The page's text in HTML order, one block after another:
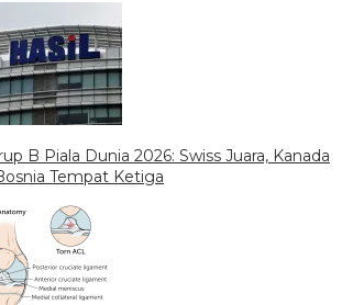
B Piala Dunia 2026: Swiss Juara, Kanada
Tempat Ketiga